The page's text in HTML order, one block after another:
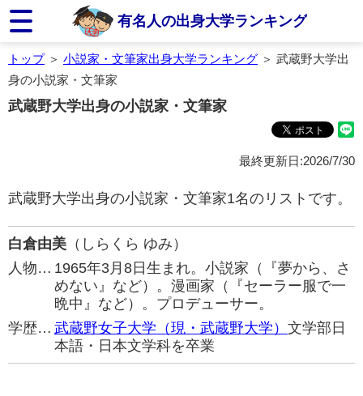
有名人の出身大学ランキング
トップ＞ 小説家・文筆家出身大学ランキング ＞ 武蔵野大学出
身の小説家・文筆家
武蔵野大学出身の小説家・文筆家
最終更新日:2026/7/30
武蔵野大学出身の小説家・文筆家1名のリストです。
白倉由美 （しらくら ゆみ）
人物… 1965年3月8日生まれ。小説家（『夢から、さ
めない』など）。漫画家（『セーラー服で一
晩中』など）。プロデューサー。
学歴… 武蔵野女子大学（現・武蔵野大学） 文学部日
本語・日本文学科を卒業